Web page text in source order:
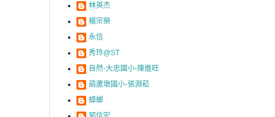
林英杰
楊宗榮
永信
秀玲@ST
自然-大忠國小-陳進旺
葫蘆墩國小-張淵菘
蟑螂